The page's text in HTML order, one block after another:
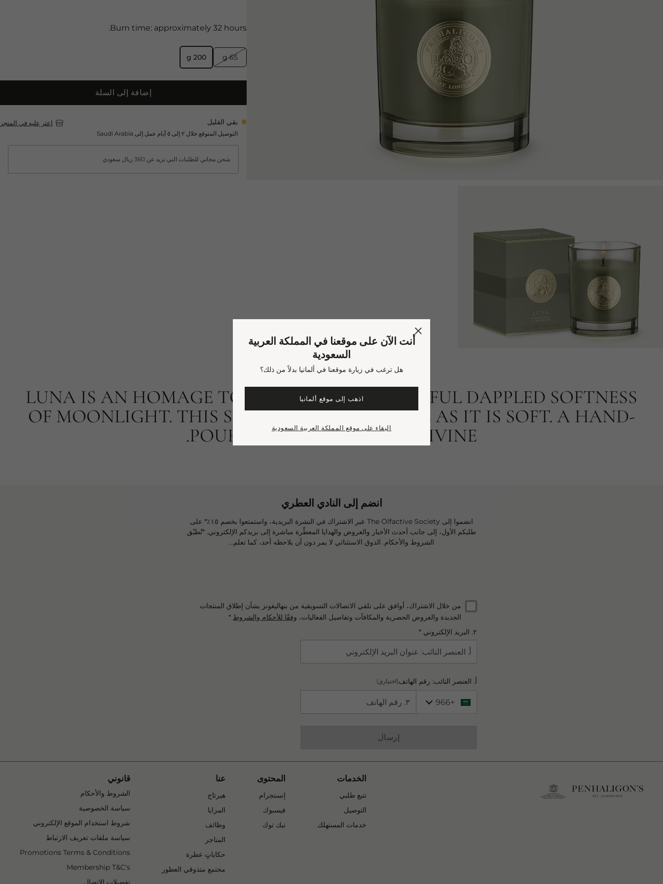
Burn time: approximately 32 hours.
65 g
200 g
إضافة إلى السلة
بقي القليل
التوصيل المتوقع خلال ٢ إلى ٥ أيام عمل إلى Saudi Arabia
اعثر عليه في المتجر
شحن مجاني للطلبات التي تزيد عن 360 ريال سعودي
LUNA IS AN HOMAGE TO THE BRIGHT, BEAUTIFUL DAPPLED SOFTNESS
OF MOONLIGHT. THIS SCENT IS AS SEDUCTIVE AS IT IS SOFT. A HAND-
POURED CANDLE, SIMPLY DIVINE.
انضم إلى النادي العطري
انضموا إلى The Olfactive Society عبر الاشتراك في النشرة البريدية، واستمتعوا بخصم ١٥٪* على
طلبكم الأول، إلى جانب أحدث الأخبار والعروض والهدايا المعطّرة مباشرة إلى بريدكم الإلكتروني. *تُطبّق
الشروط والأحكام. الذوق الاستثنائي لا يمر دون أن يلاحظه أحد، كما تعلم...
من خلال الاشتراك، أوافق على تلقي الاتصالات التسويقية من بنهاليغونز بشأن إطلاق المنتجات
الجديدة والعروض الحصرية والمكافآت وتفاصيل الفعاليات، وفقًا للأحكام والشروط *
٢. البريد الإلكتروني *
أ. العنصر النائب: رقم الهاتف(اختياري)
+966
+966 Saudi Arabia (‫المملكة العربية السعودية‬‎)
Phone Number
إرسال
الخدمات
تتبع طلبي
التوصيل
خدمات المستهلك
المحتوى
إنستجرام تفتح في علامة تبويب جديدة
فيسبوك تفتح في علامة تبويب جديدة
تيك توك تفتح في علامة تبويب جديدة
عنا
هيرتاج
المزايا
وظائف
المتاجر
حكاياتٍ عطرة
مجتمع متذوقي العطور
قانوني
الشروط والأحكام
سياسة الخصوصية
شروط استخدام الموقع الإلكتروني
سياسة ملفات تعريف الارتباط
Promotions Terms & Conditions
Membership T&C's
تفضيلات الاتصال
أنت الآن على موقعنا في المملكة العربية
السعودية
هل ترغب في زيارة موقعنا في ألمانيا بدلاً من ذلك؟
اذهب إلى موقع ألمانيا
البقاء على موقع المملكة العربية السعودية